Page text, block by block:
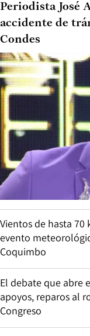
Periodista José
accidente de
Condes
Vientos de hasta
evento
Coquimbo
El debate que abre
apoyos, reparos al
Congreso